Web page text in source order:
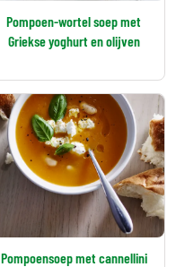
Pompoen-wortel soep met
Griekse yoghurt en olijven
Pompoensoep met cannellini